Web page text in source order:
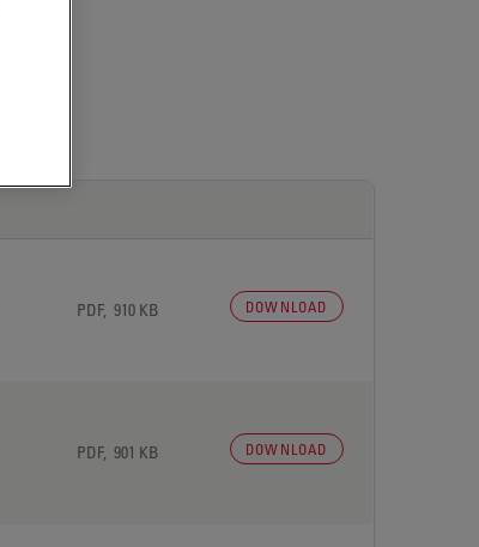
PDF, 910 KB DOWNLOAD
PDF, 901 KB DOWNLOAD